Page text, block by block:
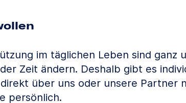
im täglichen Leben sind ganz
Zeit ändern. Deshalb gibt es
über uns oder unsere Partner
persönlich.